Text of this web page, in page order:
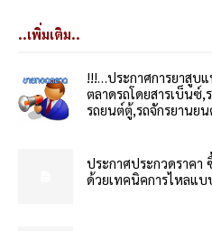
..เพิ่มเติม..
!!!…ประกาศการยาสูบ
ตลาดรถโดยสารเบ็นซ์,
รถยนต์ตู้,รถจักรยานยนต์
ประกาศประกวดราคา
ด้วยเทคนิคการไหลแบ